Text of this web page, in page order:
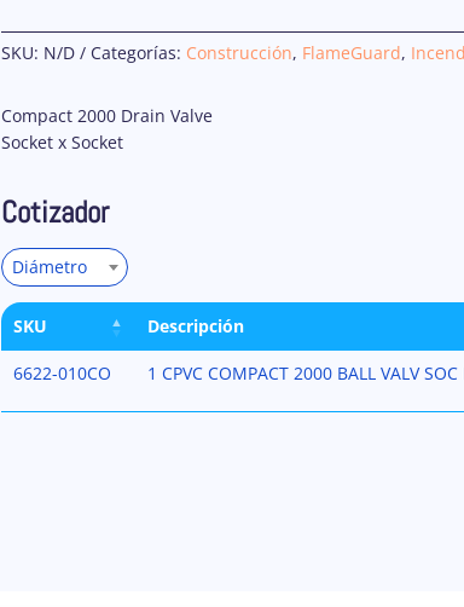
SKU: N/D Categorías: Construcción, FlameGuard,
Compact 2000 Drain Valve
Socket x Socket
Cotizador
Diámetro
SKU Descripción
6622-010CO 1 CPVC COMPACT 2000 BALL VALV SOC